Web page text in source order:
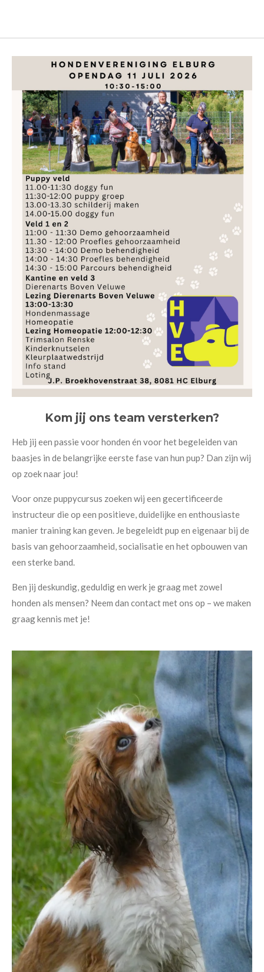
Kom jij ons team versterken?
Heb jij een passie voor honden én voor het begeleiden van
baasjes in de belangrijke eerste fase van hun pup? Dan zijn wij
op zoek naar jou!
Voor onze puppycursus zoeken wij een gecertificeerde
instructeur die op een positieve, duidelijke en enthousiaste
manier training kan geven. Je begeleidt pup en eigenaar bij de
basis van gehoorzaamheid, socialisatie en het opbouwen van
een sterke band.
Ben jij deskundig, geduldig en werk je graag met zowel
honden als mensen? Neem dan contact met ons op – we maken
graag kennis met je!